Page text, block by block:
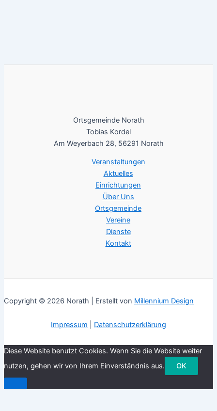
Ortsgemeinde Norath
Tobias Kordel
Am Weyerbach 28, 56291 Norath
Veranstaltungen
Aktuelles
Einrichtungen
Über Uns
Ortsgemeinde
Vereine
Dienste
Kontakt
Copyright © 2026 Norath | Erstellt von Millennium Design
Impressum Datenschutzerklärung
Diese Website benutzt Cookies. Wenn Sie die Website weiter
nutzen, gehen wir von Ihrem Einverständnis aus.
OK